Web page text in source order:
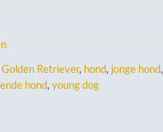
Golden Retriever, hond, jonge hond,
hond, young dog